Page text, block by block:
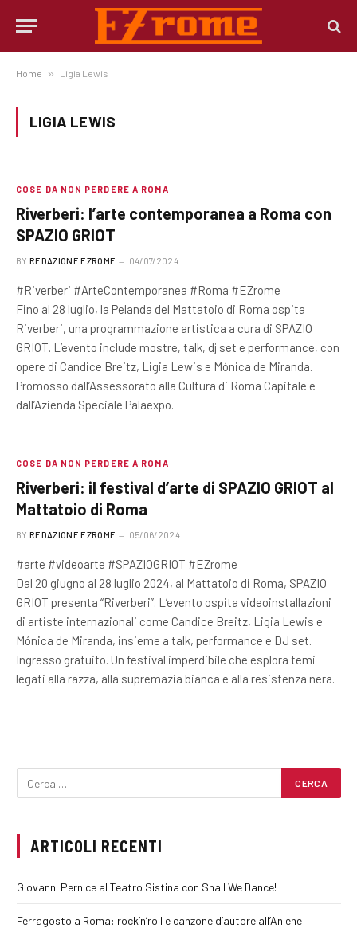
Home » Ligia Lewis
LIGIA LEWIS
COSE DA NON PERDERE A ROMA
Riverberi: l’arte contemporanea a Roma con
SPAZIO GRIOT
BY REDAZIONE EZROME 04/07/2024
#Riverberi #ArteContemporanea #Roma #EZrome
Fino al 28 luglio, la Pelanda del Mattatoio di Roma ospita
Riverberi, una programmazione artistica a cura di SPAZIO
GRIOT. L’evento include mostre, talk, dj set e performance, con
opere di Candice Breitz, Ligia Lewis e Mónica de Miranda.
Promosso dall’Assessorato alla Cultura di Roma Capitale e
dall’Azienda Speciale Palaexpo.
COSE DA NON PERDERE A ROMA
Riverberi: il festival d’arte di SPAZIO GRIOT al
Mattatoio di Roma
BY REDAZIONE EZROME 05/06/2024
#arte #videoarte #SPAZIOGRIOT #EZrome
Dal 20 giugno al 28 luglio 2024, al Mattatoio di Roma, SPAZIO
GRIOT presenta “Riverberi”. L’evento ospita videoinstallazioni
di artiste internazionali come Candice Breitz, Ligia Lewis e
Mónica de Miranda, insieme a talk, performance e DJ set.
Ingresso gratuito. Un festival imperdibile che esplora temi
legati alla razza, alla supremazia bianca e alla resistenza nera.
ARTICOLI RECENTI
Giovanni Pernice al Teatro Sistina con Shall We Dance!
Ferragosto a Roma: rock’n’roll e canzone d’autore all’Aniene